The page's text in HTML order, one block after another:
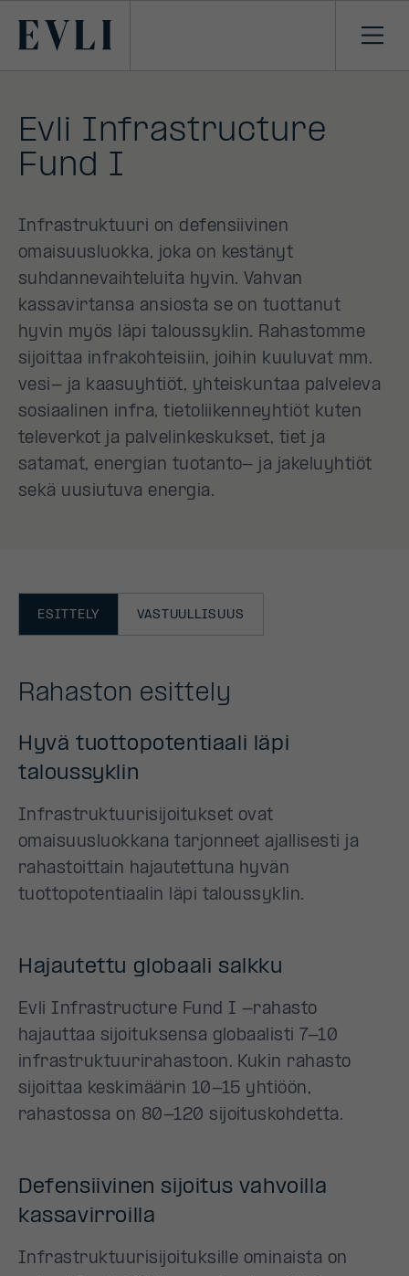
Primary
Avaa
Evli Infrastructure
Fund I
Infrastruktuuri on defensiivinen
omaisuusluokka, joka on kestänyt
suhdannevaihteluita hyvin. Vahvan
kassavirtansa ansiosta se on tuottanut
hyvin myös läpi taloussyklin. Rahastomme
sijoittaa infrakohteisiin, joihin kuuluvat mm.
vesi- ja kaasuyhtiöt, yhteiskuntaa palveleva
sosiaalinen infra, tietoliikenneyhtiöt kuten
televerkot ja palvelinkeskukset, tiet ja
satamat, energian tuotanto- ja jakeluyhtiöt
sekä uusiutuva energia.
ESITTELY VASTUULLISUUS
Rahaston esittely
Hyvä tuottopotentiaali läpi
taloussyklin
Infrastruktuurisijoitukset ovat
omaisuusluokkana tarjonneet ajallisesti ja
rahastoittain hajautettuna hyvän
tuottopotentiaalin läpi taloussyklin.
Hajautettu globaali salkku
Evli Infrastructure Fund I -rahasto
hajauttaa sijoituksensa globaalisti 7-10
infrastruktuurirahastoon. Kukin rahasto
sijoittaa keskimäärin 10-15 yhtiöön,
rahastossa on 80-120 sijoituskohdetta.
Defensiivinen sijoitus vahvoilla
kassavirroilla
Infrastruktuurisijoituksille ominaista on